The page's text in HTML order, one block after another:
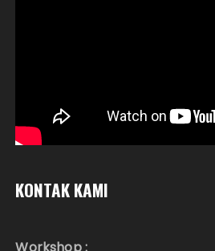
KONTAK KAMI
Workshop :